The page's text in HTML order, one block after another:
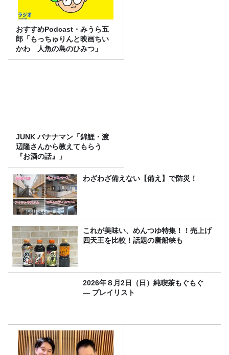
おすすめPodcast・みうら五
郎「もっちゅりんと映画ちい
かわ 人魚の島のひみつ」
JUNK バナナマン「錦鯉・渡
辺隆さんから教えてもらう
『お酒の話』」
わざわざ備えない【備え】で防災！
これが美味い、めんつゆ特集！！売上げ
四天王を比較！話題の唐船峡も
2026年８月2日（日）純喫茶もぐもぐ
― プレイリスト